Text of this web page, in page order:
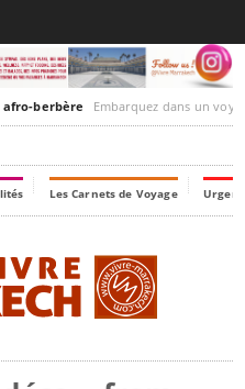
berbère Embarquez dans un voyage culturel dans le
Les Carnets de Voyage